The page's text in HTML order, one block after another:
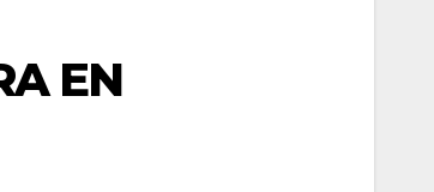
EN